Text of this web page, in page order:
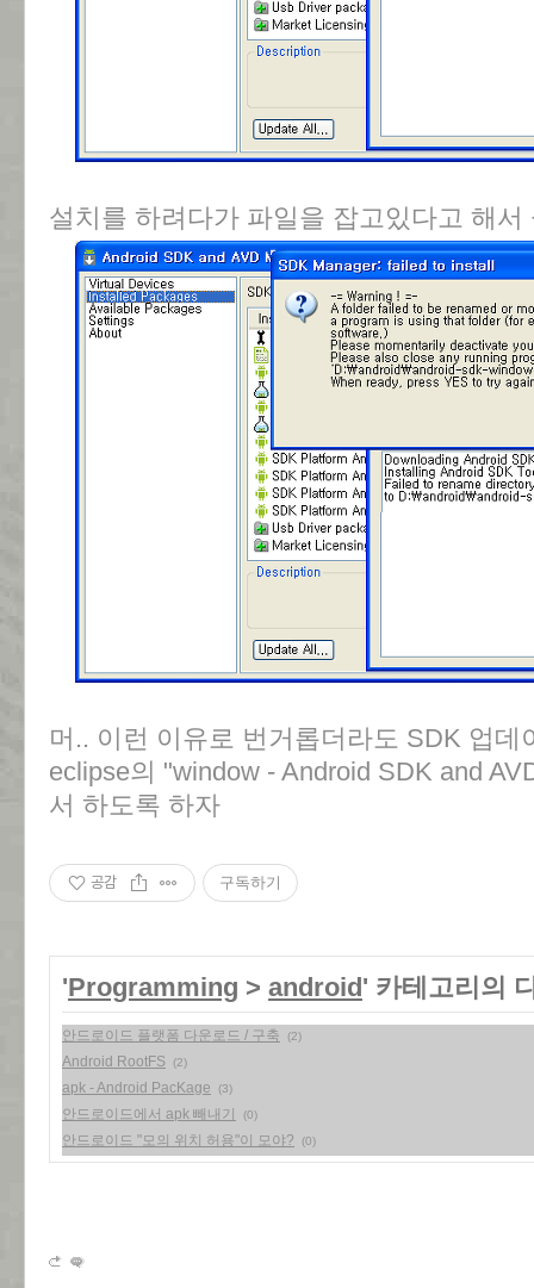
설치를 하려다가 파일을 잡고있다고 해
머.. 이런 이유로 번거롭더라도 SDK 업데
eclipse의 "window - Android SDK and
서 하도록 하자
공감 구독하기
'Programming > android' 카테고리의
안드로이드 플랫폼 다운로드 / 구축 (2)
Android RootFS (2)
apk - Android PacKage (3)
안드로이드에서 apk 빼내기 (0)
안드로이드 "모의 위치 허용"이 모야? (0)